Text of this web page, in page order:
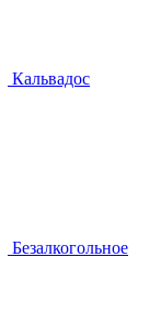
Кальвадос
Безалкогольное